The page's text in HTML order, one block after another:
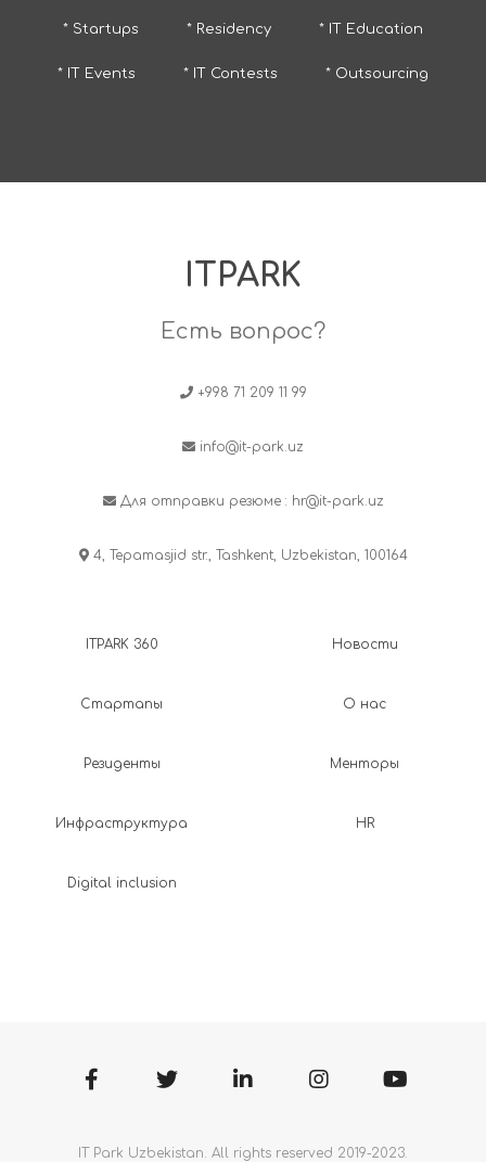
* Startups * Residency * IT Education
* IT Events * IT Contests * Outsourcing
ITPARK
Есть вопрос?
+998 71 209 11 99
info@it-park.uz
Для отправки резюме : hr@it-park.uz
4, Tepamasjid str., Tashkent, Uzbekistan, 100164
ITPARK 360
Стартапы
Резиденты
Инфраструктура
Digital inclusion
Новости
О нас
Менторы
HR
IT Park Uzbekistan. All rights reserved 2019-2023.